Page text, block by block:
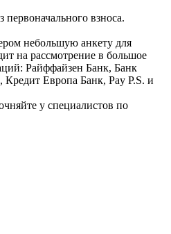
первоначального взноса.
небольшую анкету для
на рассмотрение в большое
Райффайзен Банк, Банк
Европа Банк, Pay P.S. и
у специалистов по